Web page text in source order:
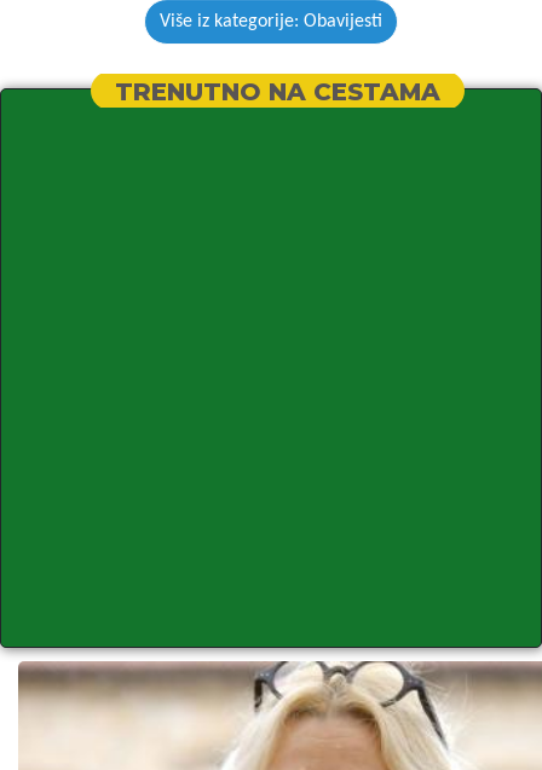
Više iz kategorije: Obavijesti
TRENUTNO NA CESTAMA